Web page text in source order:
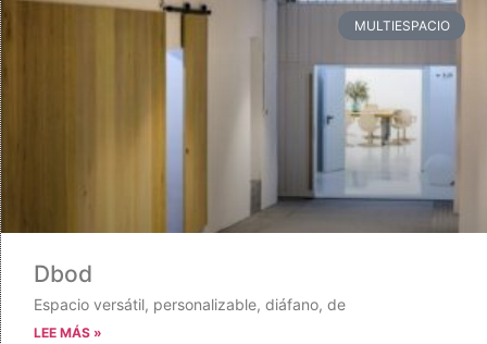
MULTIESPACIO
Dbod
Espacio versátil, personalizable, diáfano, de
LEE MÁS »